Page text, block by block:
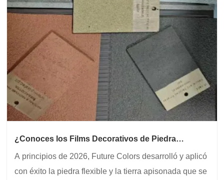
¿Conoces los Films Decorativos de Piedra
A principios de 2026, Future Colors desarrolló y aplicó
con éxito la piedra flexible y la tierra apisonada que se